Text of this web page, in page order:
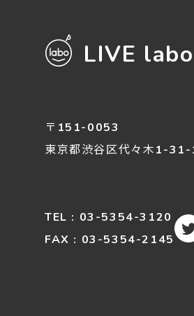
LIVE
〒151-0053
東京都渋谷区代々木1-31-
TEL : 03-5354-3120
FAX : 03-5354-2145